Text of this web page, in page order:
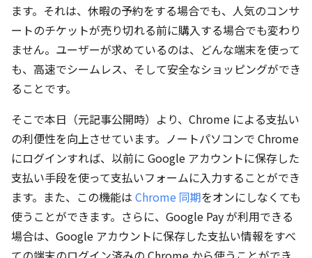
ます。それは、休暇の予約をする場合でも、人気のコンサ
ートのチケットが売り切れる前に購入する場合でも変わり
ません。ユーザーが求めているのは、どんな端末を使って
も、高速でシームレス、そして安全なショッピングができ
ることです。
そこで本日（元記事公開時）より、Chrome による支払い
の利便性を向上させています。ノートパソコンで Chrome
にログインすれば、以前に Google アカウントに保存した
支払い手段を使って支払いフォームに入力することができ
ます。また、この機能は Chrome 同期をオンにしなくても
使うことができます。さらに、Google Pay が利用できる
場合は、Google アカウントに保存した支払い情報をすべ